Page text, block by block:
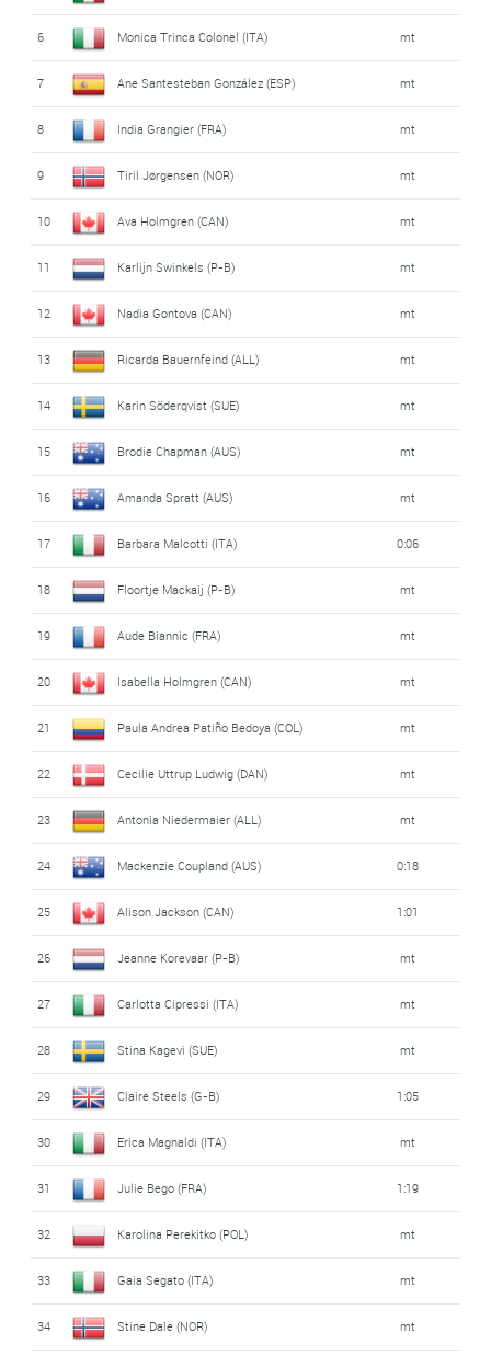
6 Monica Trinca Colonel (ITA) mt
7 Ane Santesteban González (ESP) mt
8 India Grangier (FRA) mt
9 Tiril Jørgensen (NOR) mt
10 Ava Holmgren (CAN) mt
11 Karlijn Swinkels (P-B) mt
12 Nadia Gontova (CAN) mt
13 Ricarda Bauernfeind (ALL) mt
14 Karin Söderqvist (SUE) mt
15 Brodie Chapman (AUS) mt
16 Amanda Spratt (AUS) mt
17 Barbara Malcotti (ITA) 0:06
18 Floortje Mackaij (P-B) mt
19 Aude Biannic (FRA) mt
20 Isabella Holmgren (CAN) mt
21 Paula Andrea Patiño Bedoya (COL) mt
22 Cecilie Uttrup Ludwig (DAN) mt
23 Antonia Niedermaier (ALL) mt
24 Mackenzie Coupland (AUS) 0:18
25 Alison Jackson (CAN) 1:01
26 Jeanne Korevaar (P-B) mt
27 Carlotta Cipressi (ITA) mt
28 Stina Kagevi (SUE) mt
29 Claire Steels (G-B) 1:05
30 Erica Magnaldi (ITA) mt
31 Julie Bego (FRA) 1:19
32 Karolina Perekitko (POL) mt
33 Gaia Segato (ITA) mt
34 Stine Dale (NOR) mt